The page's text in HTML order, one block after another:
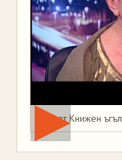
Мая от Книжен ъгъл